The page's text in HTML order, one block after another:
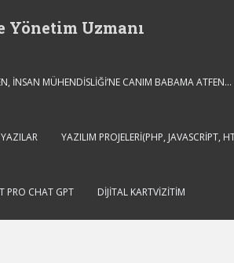
Yönetim Uzmanı
İNSAN MÜHENDİSLİĞİ’NE CANIM BABAMA ATFEN…
YAZILAR YAZILIM PROJELERI(PHP, JAVASCRIPT,
PRO CHAT GPT DIJITAL KARTVIZITIM